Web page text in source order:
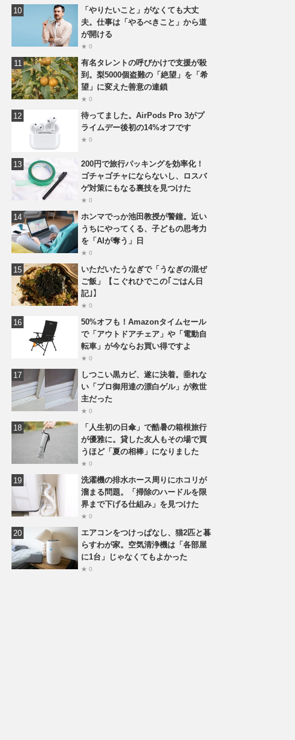
「やりたいこと」がなくても大丈
夫。仕事は「やるべきこと」から道
が開ける
★ 0
有名タレントの呼びかけで支援が殺
到。梨5000個盗難の「絶望」を「希
望」に変えた善意の連鎖
★ 0
待ってました。AirPods Pro 3がプ
ライムデー後初の14%オフです
★ 0
200円で旅行パッキングを効率化！
ゴチャゴチャにならないし、ロスバ
ゲ対策にもなる裏技を見つけた
★ 0
ホンマでっか池田教授が警鐘。近い
うちにやってくる、子どもの思考力
を「AIが奪う」日
★ 0
いただいたうなぎで「うなぎの混ぜ
ご飯」【こぐれひでこの｢ごはん日
記｣】
★ 0
50%オフも！Amazonタイムセール
で「アウトドアチェア」や「電動自
転車」が今ならお買い得ですよ
★ 0
しつこい黒カビ、遂に決着。垂れな
い「プロ御用達の漂白ゲル」が救世
主だった
★ 0
「人生初の日傘」で酷暑の箱根旅行
が優雅に。貸した友人もその場で買
うほど「夏の相棒」になりました
★ 0
洗濯機の排水ホース周りにホコリが
溜まる問題。「掃除のハードルを限
界まで下げる仕組み」を見つけた
★ 0
エアコンをつけっぱなし、猫2匹と暮
らすわが家。空気清浄機は「各部屋
に1台」じゃなくてもよかった
★ 0